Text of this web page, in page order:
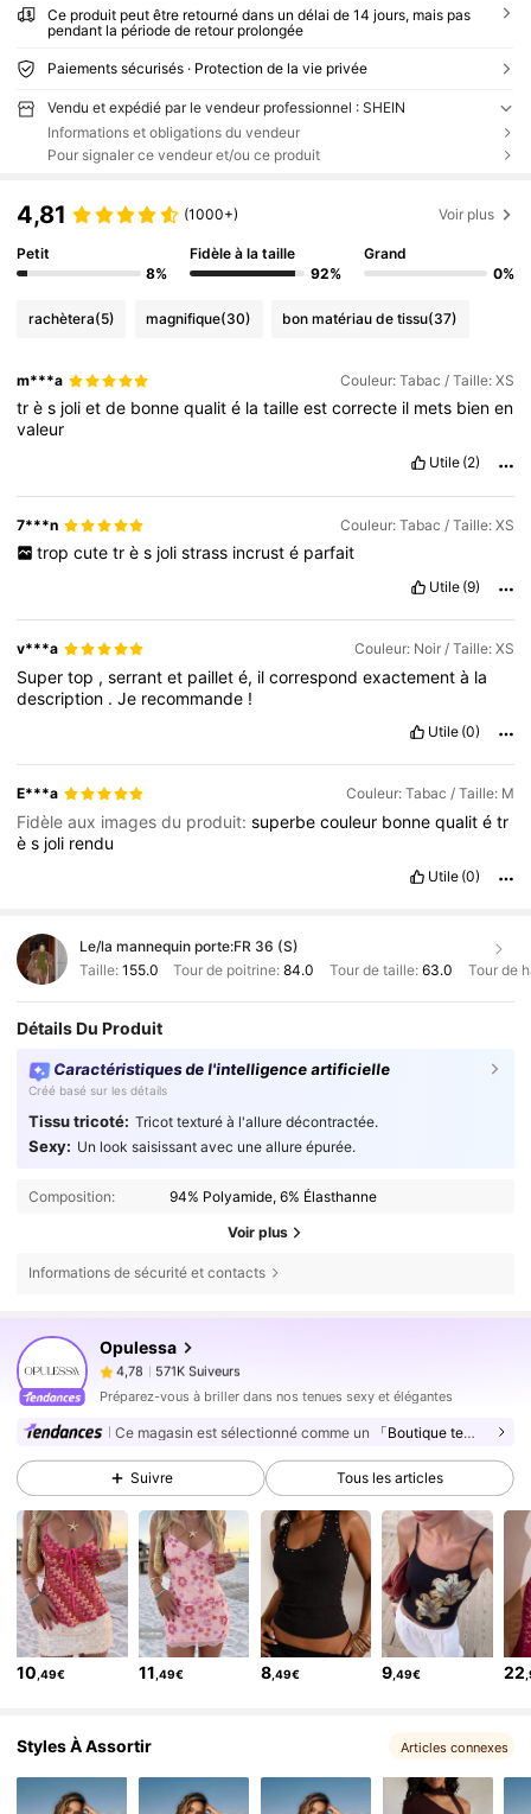
Ce produit peut être retourné dans un délai de 14 jours, mais pas
pendant la période de retour prolongée
Paiements sécurisés · Protection de la vie privée
Vendu et expédié par le vendeur professionnel : SHEIN
Informations et obligations du vendeur
Pour signaler ce vendeur et/ou ce produit
4,81 (1000+) Voir plus
Petit
8%
Fidèle à la taille
92%
Grand
0%
rachètera(5) magnifique(30) bon matériau de tissu(37)
m***a Couleur: Tabac / Taille: XS
très jolietde bonnequalité latailleestcorrecte il mets bienen
valeur
Utile (2)
7***n Couleur: Tabac / Taille: XS
trop cute tr è s joli strass incrust é parfait
Utile (9)
v***a Couleur: Noir / Taille: XS
Supertop ,serrantet pailleté, ilcorrespondexactementà la
description .Je recommande !
Utile (0)
E***a Couleur: Tabac / Taille: M
Fidèle aux images du produit:superbecouleur bonnequalitétr
ès joli rendu
Utile (0)
Le/la mannequin porte:FR 36 (S)
Taille: 155.0 Tour de poitrine:84.0 Tour de taille: 63.0 Tour de
Détails Du Produit
Caractéristiques de l'intelligence artificielle
Créé basé sur les détails
Tissu tricoté: Tricot texturé à l'allure décontractée.
Sexy: Un look saisissant avec une allure épurée.
Composition: 94% Polyamide, 6% Élasthanne
Voir plus
Informations de sécurité et contacts
Opulessa
4,78
571K Suiveurs
b***i est en train de naviguer
4,78
571K Suiveurs
4,78 571K Suiveurs
4,78 571K Suiveurs
4,78 571K Suiveurs
4,78 571K Suiveurs
4,78 571K Suiveurs
4,78 571K Suiveurs
4,78 571K Suiveurs
Préparez-vous à briller dans nos tenues sexy et élégantes
Ce magasin est sélectionné comme un 「Boutique tendance」
Suivre Tous les articles
10 ,49€ 11 ,49€ 8,49€ 9 ,49€ 22
Styles À Assortir Articles connexes